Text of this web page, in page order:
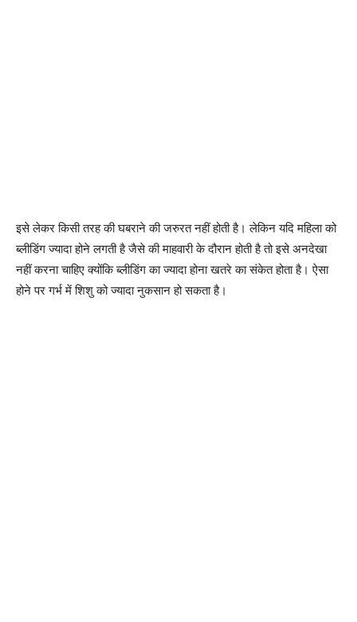
इसे लेकर किसी तरह की घबराने की जरुरत नहीं होती है। लेकिन यदि महिला को
ब्लीडिंग ज्यादा होने लगती है जैसे की माहवारी के दौरान होती है तो इसे अनदेखा
नहीं करना चाहिए क्योंकि ब्लीडिंग का ज्यादा होना खतरे का संकेत होता है। ऐसा
होने पर गर्भ में शिशु को ज्यादा नुकसान हो सकता है।